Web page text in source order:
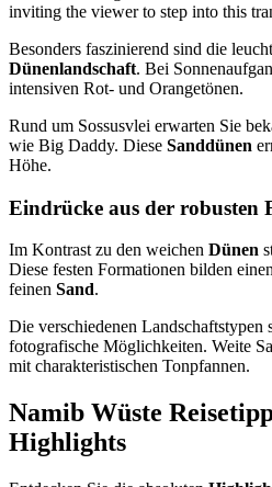
Besonders faszinierend sind die
Dünenlandschaft. Bei
intensiven Rot- und Orangetönen.
Rund um Sossusvlei erwarten Sie
wie Big Daddy. Diese Sanddünen
Höhe.
Eindrücke aus der robusten
Im Kontrast zu den weichen Dünen
Diese festen Formationen bilden
feinen Sand.
Die verschiedenen Landschaftstypen
fotografische Möglichkeiten. Weite
mit charakteristischen Tonpfannen.
Namib Wüste
Highlights